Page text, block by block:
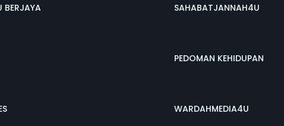
BERJAYA SAHABATJANNAH4U
PEDOMAN KEHIDUPAN
WARDAHMEDIA4U